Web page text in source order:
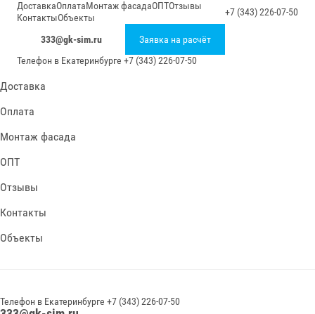
ДоставкаОплатаМонтаж фасадаОПТОтзывы
КонтактыОбъекты +7 (343) 226-07-50
333@gk-sim.ru
Заявка на расчёт
Телефон в Екатеринбурге +7 (343) 226-07-50
Доставка
Оплата
Монтаж фасада
ОПТ
Отзывы
Контакты
Объекты
Телефон в Екатеринбурге +7 (343) 226-07-50